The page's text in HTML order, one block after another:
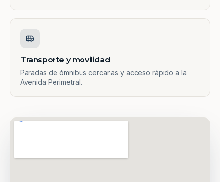
Transporte y movilidad
Paradas de ómnibus cercanas y acceso rápido a la
Avenida Perimetral.